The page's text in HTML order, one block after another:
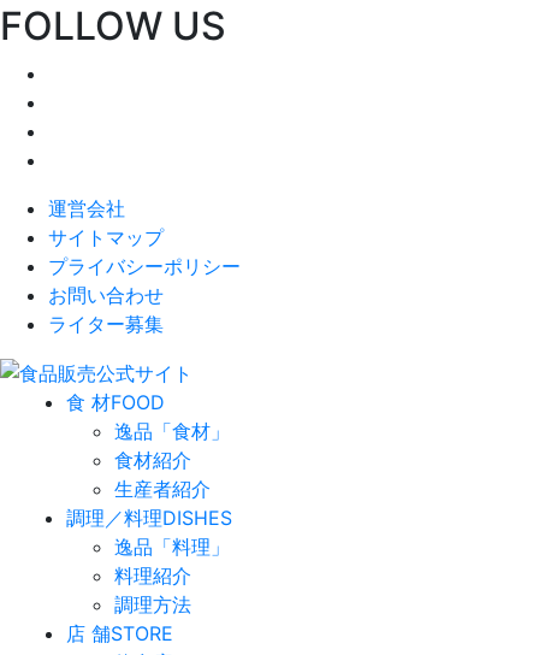
FOLLOW US
運営会社
サイトマップ
プライバシーポリシー
お問い合わせ
ライター募集
食 材FOOD
逸品「食材」
食材紹介
生産者紹介
調理／料理DISHES
逸品「料理」
料理紹介
調理方法
店 舗STORE